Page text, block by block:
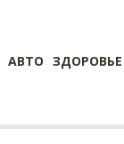
АВТО ЗДОРОВЬЕ